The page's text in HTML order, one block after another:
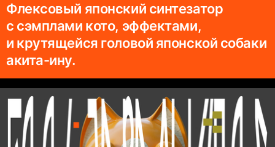
Флексовый японский синтезатор
с сэмплами кото, эффектами,
и крутящейся головой японской собаки
акита-ину.